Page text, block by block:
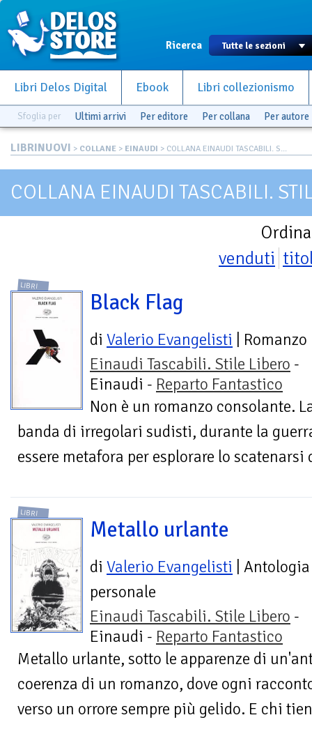
Ricerca
Libri Delos Digital Ebook Libri collezionismo
Sfoglia per Ultimi arrivi Per editore Per collana Per autore
LIBRINUOVI > COLLANE > EINAUDI > COLLANA EINAUDI TASCABILI. S...
COLLANA EINAUDI TASCABILI.
venduti
LIBRI
Black Flag
di Valerio Evangelisti | Romanzo
Einaudi Tascabili. Stile Libero -
Einaudi - Reparto Fantastico
Non è un romanzo consolante.
banda di irregolari sudisti, durante la
essere metafora per esplorare lo
LIBRI
Metallo urlante
di Valerio Evangelisti | Antologia
personale
Einaudi Tascabili. Stile Libero -
Einaudi - Reparto Fantastico
Metallo urlante, sotto le apparenze di
coerenza di un romanzo, dove ogni
verso un orrore sempre più gelido. E chi